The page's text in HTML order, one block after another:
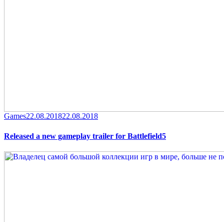
Category
GamesPosted
22.08.201822.08.2018
Released a new gameplay trailer for Battlefield5